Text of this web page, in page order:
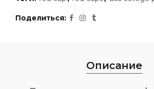
Поделиться
Описание